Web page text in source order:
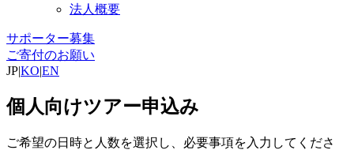
法人概要
サポーター募集
ご寄付のお願い
JP|KO|EN
個人向けツアー申込み
ご希望の日時と人数を選択し、必要事項を入力してくださ